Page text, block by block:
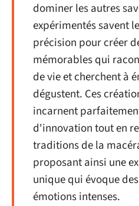
dominer les autres
expérimentés savent
précision pour créer
mémorables qui
de vie et cherchent à
dégustent. Ces
incarnent
d'innovation tout en
traditions de la
proposant ainsi une
unique qui évoque
émotions intenses.